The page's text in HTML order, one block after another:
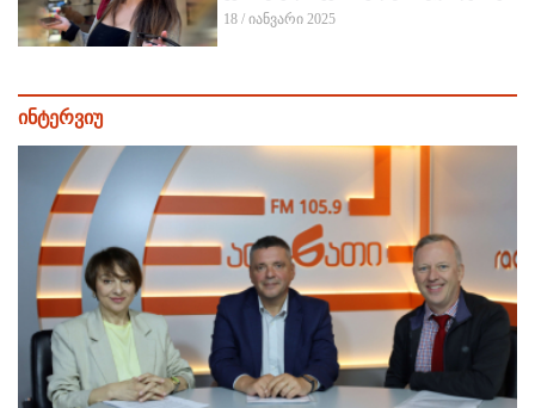
18 / იანვარი 2025
ინტერვიუ